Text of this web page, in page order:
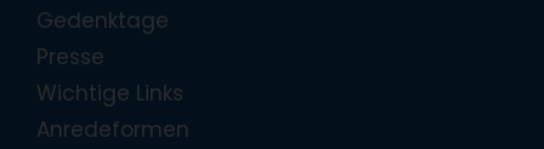
Gedenktage
Presse
Wichtige Links
Anredeformen